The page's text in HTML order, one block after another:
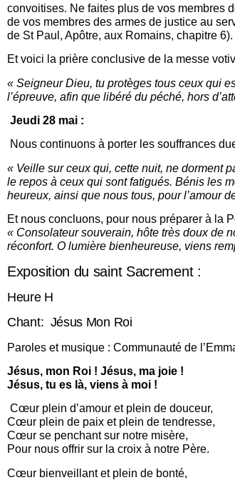
convoitises. Ne faites plus de vos membres
de vos membres des armes de justice au
de St Paul, Apôtre, aux Romains, chapitre 6).
Et voici la prière conclusive de la messe
« Seigneur Dieu, tu protèges tous ceux qui
l’épreuve, afin que libéré du péché, hors
Jeudi 28 mai :
Nous continuons à porter les souffrances
« Veille sur ceux qui, cette nuit, ne dorment
le repos à ceux qui sont fatigués. Bénis les
heureux, ainsi que nous tous, pour l’amour
Et nous concluons, pour nous préparer à la
« Consolateur souverain, hôte très doux de
réconfort. O lumière bienheureuse, viens
Exposition du saint Sacrement :
Heure H
Chant: Jésus Mon Roi
Paroles et musique : Communauté de
Jésus, mon Roi ! Jésus, ma joie !
Jésus, tu es là, viens à moi !
Cœur plein d’amour et plein de douceur,
Cœur plein de paix et plein de tendresse,
Cœur se penchant sur notre misère,
Pour nous offrir sur la croix à notre Père.
Cœur bienveillant et plein de bonté,